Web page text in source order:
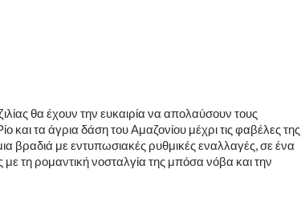
θα έχουν την ευκαιρία να απολαύσουν τους
και τα άγρια δάση του Αμαζονίου μέχρι τις φαβέλες της
βραδιά με εντυπωσιακές ρυθμικές εναλλαγές, σε ένα
τη ρομαντική νοσταλγία της μπόσα νόβα και την